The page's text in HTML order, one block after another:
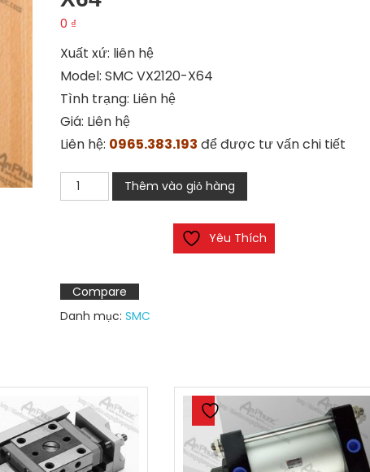
0 ₫
Xuất xứ: liên hệ
Model: SMC VX2120-X64
Tình trạng: Liên hệ
Giá: Liên hệ
Liên hệ: 0965.383.193 để được tư vấn chi tiết
Van
điện
X64
số
lượng
Thêm vào giỏ hàng
Yêu Thích
Compare
Danh mục: SMC